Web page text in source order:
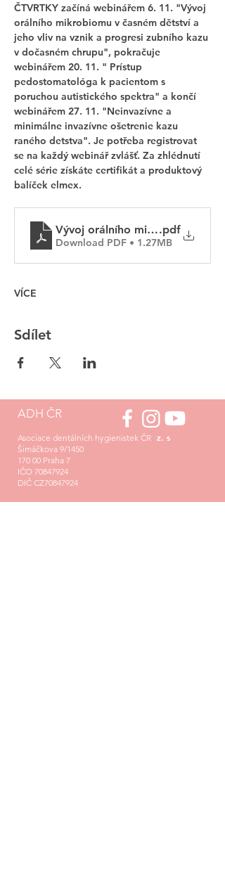
ČTVRTKY začíná webinářem 6. 11. "Vývoj
orálního mikrobiomu v časném dětství a
jeho vliv na vznik a progresi zubního kazu
v dočasném chrupu", pokračuje
webinářem 20. 11. " Prístup
pedostomatológa k pacientom s
poruchou autistického spektra" a končí
webinářem 27. 11. "Neinvazívne a
minimálne invazívne ošetrenie kazu
raného detstva". Je potřeba registrovat
se na každý webinář zvlášť. Za zhlédnutí
celé série získáte certifikát a produktový
balíček elmex.
Vývoj orálního mikrobiomu
.pdf
Download PDF • 1.27MB
VÍCE
Sdílet
ADH ČR
Asociace dentálních hygienistek ČR z. s
Šimáčkova 9/1450
170 00 Praha 7
IČO 70847924
DIČ CZ70847924
info@asociacedh.cz